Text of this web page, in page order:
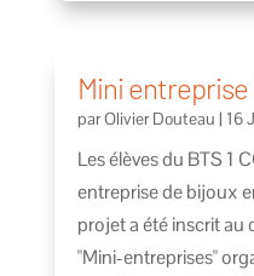
Mini
parOlivier Douteau | 16
Les élèves du BTS 1
entreprise de bijoux
projet a été inscrit au
"Mini-entreprises"